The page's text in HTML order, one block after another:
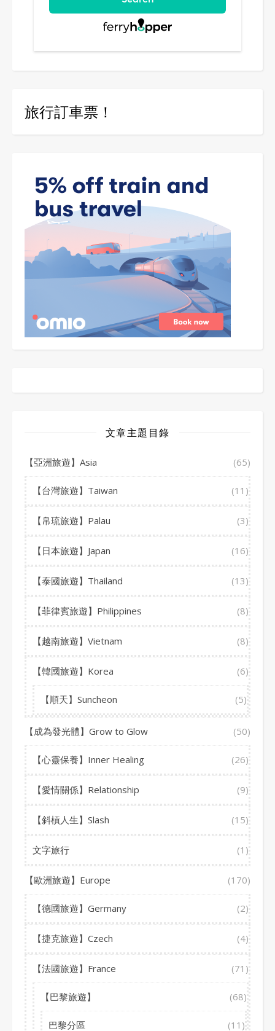
旅行訂車票！
文章主題目錄
【亞洲旅遊】Asia (65)
【台灣旅遊】Taiwan (11)
【帛琉旅遊】Palau (3)
【日本旅遊】Japan (16)
【泰國旅遊】Thailand (13)
【菲律賓旅遊】Philippines (8)
【越南旅遊】Vietnam (8)
【韓國旅遊】Korea (6)
【順天】Suncheon (5)
【成為發光體】Grow to Glow (50)
【心靈保養】Inner Healing (26)
【愛情關係】Relationship (9)
【斜槓人生】Slash (15)
文字旅行 (1)
【歐洲旅遊】Europe (170)
【德國旅遊】Germany (2)
【捷克旅遊】Czech (4)
【法國旅遊】France (71)
【巴黎旅遊】 (68)
巴黎分區 (11)